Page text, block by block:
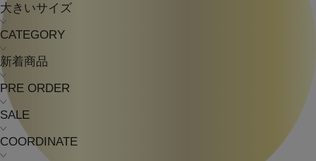
大きいサイズ
CATEGORY
新着商品
PRE ORDER
SALE
COORDINATE